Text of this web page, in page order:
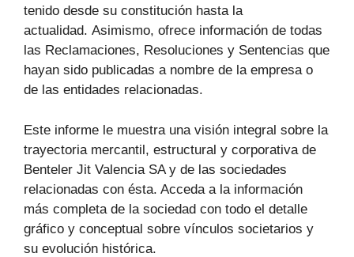
tenido desde su constitución hasta la
actualidad. Asimismo, ofrece información de todas
las Reclamaciones, Resoluciones y Sentencias que
hayan sido publicadas a nombre de la empresa o
de las entidades relacionadas.
Este informe le muestra una visión integral sobre la
trayectoria mercantil, estructural y corporativa de
Benteler Jit Valencia SA y de las sociedades
relacionadas con ésta. Acceda a la información
más completa de la sociedad con todo el detalle
gráfico y conceptual sobre vínculos societarios y
su evolución histórica.